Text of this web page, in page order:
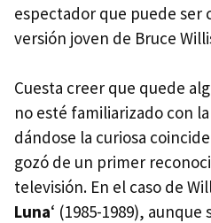
espectador que puede ser
versión joven de Bruce
Cuesta creer que quede
no esté familiarizado con
dándose la curiosa
gozó de un primer
televisión. En el caso de
Luna‘ (1985-1989),